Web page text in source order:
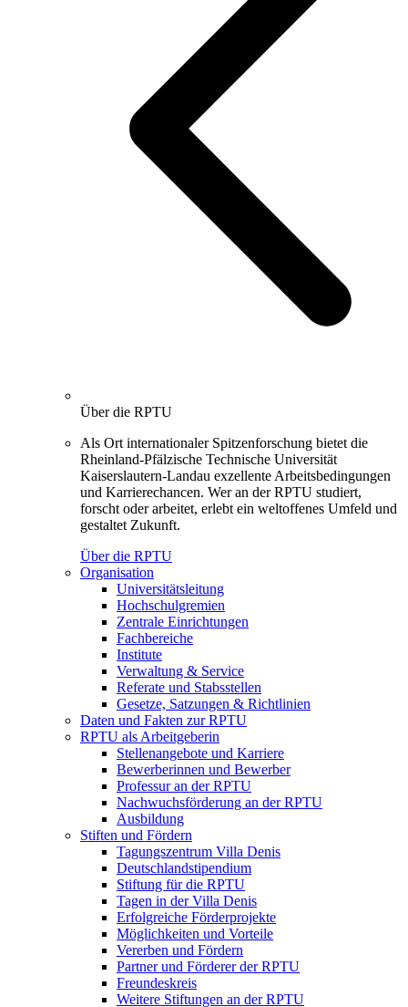
Über die RPTU
Als Ort internationaler Spitzenforschung bietet die
Rheinland-Pfälzische Technische Universität
Kaiserslautern-Landau exzellente Arbeitsbedingungen
und Karrierechancen. Wer an der RPTU studiert,
forscht oder arbeitet, erlebt ein weltoffenes Umfeld und
gestaltet Zukunft.
Über die RPTU
Organisation
Universitätsleitung
Hochschulgremien
Zentrale Einrichtungen
Fachbereiche
Institute
Verwaltung & Service
Referate und Stabsstellen
Gesetze, Satzungen & Richtlinien
Daten und Fakten zur RPTU
RPTU als Arbeitgeberin
Stellenangebote und Karriere
Bewerberinnen und Bewerber
Professur an der RPTU
Nachwuchsförderung an der RPTU
Ausbildung
Stiften und Fördern
Tagungszentrum Villa Denis
Deutschlandstipendium
Stiftung für die RPTU
Tagen in der Villa Denis
Erfolgreiche Förderprojekte
Möglichkeiten und Vorteile
Vererben und Fördern
Partner und Förderer der RPTU
Freundeskreis
Weitere Stiftungen an der RPTU